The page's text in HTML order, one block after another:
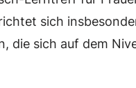
sich
die sich auf dem